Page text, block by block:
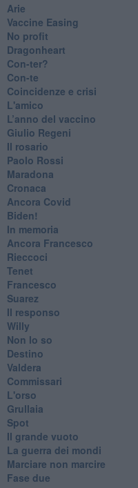
Arie
​Vaccine Easing
No profit
Dragonheart
Con-ter?
​Con-te
Coincidenze e crisi
L'amico
​L’anno del vaccino
Giulio Regeni
​Il rosario
Paolo Rossi
Maradona
Cronaca
​Ancora Covid
​Biden!
In memoria
​Ancora Francesco
Rieccoci
Tenet
Francesco
Suarez
​Il responso
Willy
Non lo so
Destino
Valdera
Commissari
L'orso
Grullaia
Spot
​Il grande vuoto
​La guerra dei mondi
Marciare non marcire
Fase due